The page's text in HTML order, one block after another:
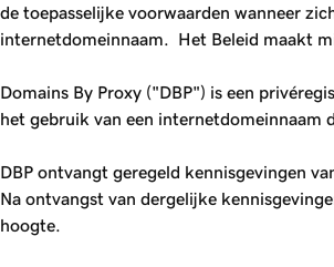
de toepasselijke voorwaarden wanneer
internetdomeinnaam. Het Beleid maakt
Domains By Proxy ("DBP") is een
het gebruik van een internetdomeinnaam
DBP ontvangt geregeld kennisgevingen
Na ontvangst van dergelijke
hoogte.